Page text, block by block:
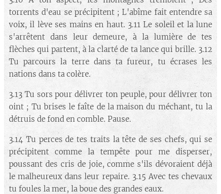
torrents d'eau se précipitent ; L'abîme fait entendre sa
voix, il lève ses mains en haut. 3.11 Le soleil et la lune
s'arrêtent dans leur demeure, à la lumière de tes
flèches qui partent, à la clarté de ta lance qui brille. 3.12
Tu parcours la terre dans ta fureur, tu écrases les
nations dans ta colère.
3.13 Tu sors pour délivrer ton peuple, pour délivrer ton
oint ; Tu brises le faîte de la maison du méchant, tu la
détruis de fond en comble. Pause.
3.14 Tu perces de tes traits la tête de ses chefs, qui se
précipitent comme la tempête pour me disperser,
poussant des cris de joie, comme s'ils dévoraient déjà
le malheureux dans leur repaire. 3.15 Avec tes chevaux
tu foules la mer, la boue des grandes eaux.